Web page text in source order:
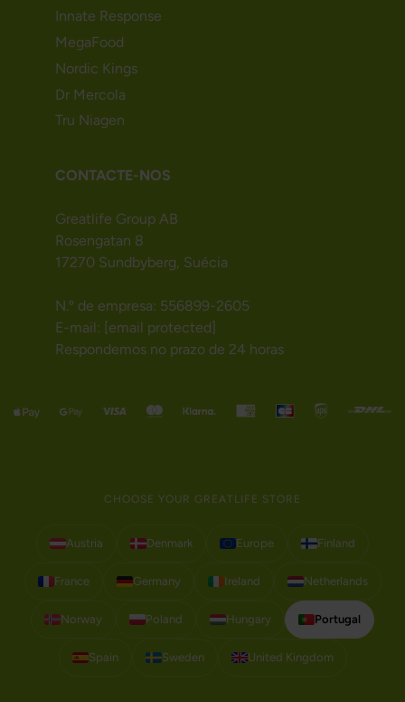
Innate Response
MegaFood
Nordic Kings
Dr Mercola
Tru Niagen
CONTACTE-NOS
Greatlife Group AB
Rosengatan 8
17270 Sundbyberg, Suécia
N.º de empresa: 556899-2605
E-mail: [email protected]
Respondemos no prazo de 24 horas
CHOOSE YOUR GREATLIFE STORE
Austria Denmark Europe Finland
France Germany Ireland Netherlands
Norway Poland Hungary Portugal
Spain Sweden United Kingdom